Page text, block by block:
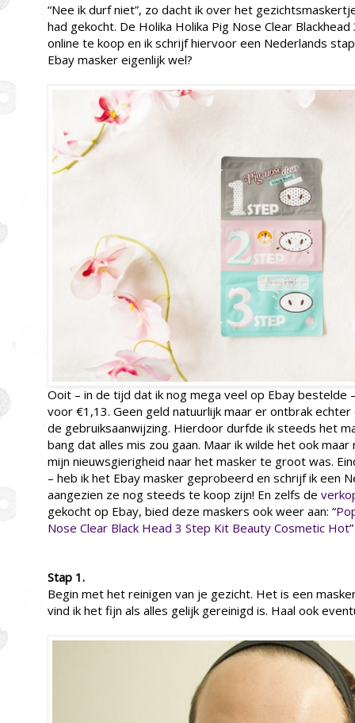
“Nee ik durf niet”, zo dacht ik over het
had gekocht. De Holika Holika Pig Nose Clear
online te koop en ik schrijf hiervoor een Nederlands
Ebay masker eigenlijk wel?
Ooit – in de tijd dat ik nog mega veel op Ebay bestelde
voor €1,13. Geen geld natuurlijk maar er ontbrak
de gebruiksaanwijzing. Hierdoor durfde ik steeds het
bang dat alles mis zou gaan. Maar ik wilde het ook
mijn nieuwsgierigheid naar het masker te groot was.
– heb ik het Ebay masker geprobeerd en schrijf ik een
aangezien ze nog steeds te koop zijn! En zelfs de
gekocht op Ebay, bied deze maskers ook weer aan: “
Nose Clear Black Head 3 Step Kit Beauty Cosmetic Hot
Stap 1.
Begin met het reinigen van je gezicht. Het is een
vind ik het fijn als alles gelijk gereinigd is. Haal ook